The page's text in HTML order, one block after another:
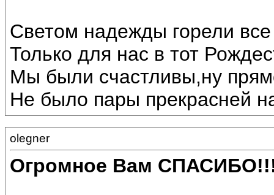
Светом надежды горели все
Только для нас в тот
Мы были счастливы,ну
Не было пары прекрасней
olegner
Огромное Вам